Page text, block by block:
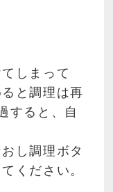
しまって
と調理は再
すると、自
し調理ボタ
ください。